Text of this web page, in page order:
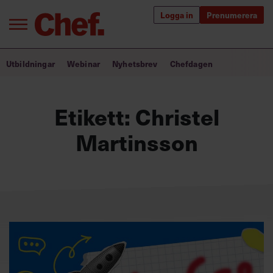
Logga in Prenumerera
Om oss
Kontakta oss
Kundservice
Bra ledare förändrar världen
Utbildning för ledare
Chefakademin+
Utbildningar Webinar Nyhetsbrev Chefdagen
Etikett: Christel
Martinsson